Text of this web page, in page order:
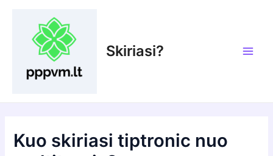
Skiriasi?
Kuo skiriasi tiptronic nuo